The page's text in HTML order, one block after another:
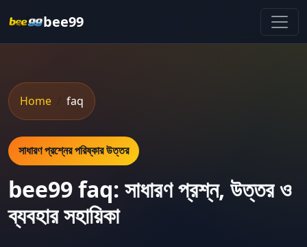
bee99
Home faq
সাধারণ প্রশ্নের পরিষ্কার উত্তর
bee99 faq: সাধারণ প্রশ্ন, উত্তর ও
ব্যবহার সহায়িকা